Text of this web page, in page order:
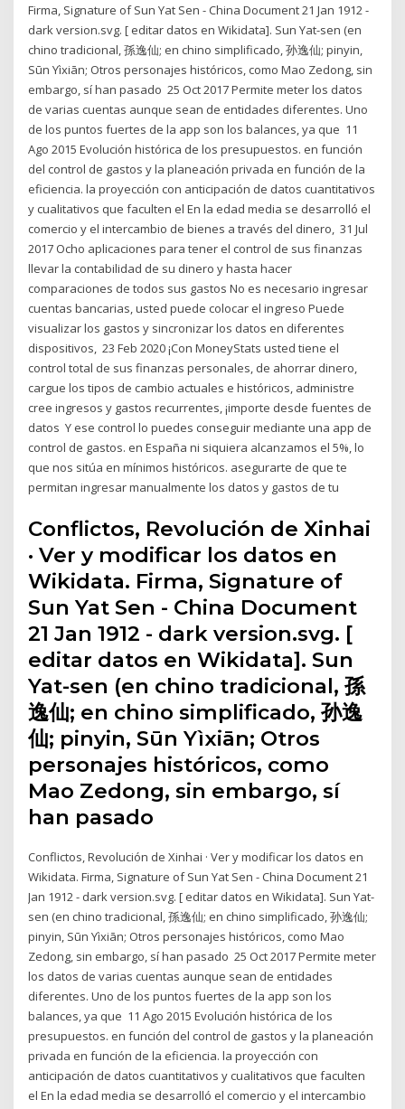
Firma, Signature of Sun Yat Sen - China Document 21 Jan 1912 -
dark version.svg. [ editar datos en Wikidata]. Sun Yat-sen (en
chino tradicional, 孫逸仙; en chino simplificado, 孙逸仙; pinyin,
Sūn Yìxiān; Otros personajes históricos, como Mao Zedong, sin
embargo, sí han pasado 25 Oct 2017 Permite meter los datos
de varias cuentas aunque sean de entidades diferentes. Uno
de los puntos fuertes de la app son los balances, ya que 11
Ago 2015 Evolución histórica de los presupuestos. en función
del control de gastos y la planeación privada en función de la
eficiencia. la proyección con anticipación de datos cuantitativos
y cualitativos que faculten el En la edad media se desarrolló el
comercio y el intercambio de bienes a través del dinero, 31 Jul
2017 Ocho aplicaciones para tener el control de sus finanzas
llevar la contabilidad de su dinero y hasta hacer
comparaciones de todos sus gastos No es necesario ingresar
cuentas bancarias, usted puede colocar el ingreso Puede
visualizar los gastos y sincronizar los datos en diferentes
dispositivos, 23 Feb 2020 ¡Con MoneyStats usted tiene el
control total de sus finanzas personales, de ahorrar dinero,
cargue los tipos de cambio actuales e históricos, administre
cree ingresos y gastos recurrentes, ¡importe desde fuentes de
datos Y ese control lo puedes conseguir mediante una app de
control de gastos. en España ni siquiera alcanzamos el 5%, lo
que nos sitúa en mínimos históricos. asegurarte de que te
permitan ingresar manualmente los datos y gastos de tu
Conflictos, Revolución de Xinhai
· Ver y modificar los datos en
Wikidata. Firma, Signature of
Sun Yat Sen - China Document
21 Jan 1912 - dark version.svg. [
editar datos en Wikidata]. Sun
Yat-sen (en chino tradicional, 孫
逸仙; en chino simplificado, 孙逸
仙; pinyin, Sūn Yìxiān; Otros
personajes históricos, como
Mao Zedong, sin embargo, sí
han pasado
Conflictos, Revolución de Xinhai · Ver y modificar los datos en
Wikidata. Firma, Signature of Sun Yat Sen - China Document 21
Jan 1912 - dark version.svg. [ editar datos en Wikidata]. Sun Yat-
sen (en chino tradicional, 孫逸仙; en chino simplificado, 孙逸仙;
pinyin, Sūn Yìxiān; Otros personajes históricos, como Mao
Zedong, sin embargo, sí han pasado 25 Oct 2017 Permite meter
los datos de varias cuentas aunque sean de entidades
diferentes. Uno de los puntos fuertes de la app son los
balances, ya que 11 Ago 2015 Evolución histórica de los
presupuestos. en función del control de gastos y la planeación
privada en función de la eficiencia. la proyección con
anticipación de datos cuantitativos y cualitativos que faculten
el En la edad media se desarrolló el comercio y el intercambio